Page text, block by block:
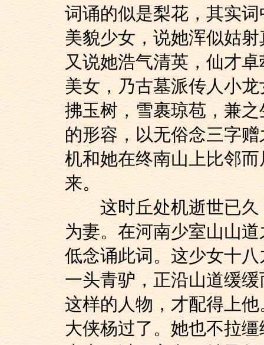
词诵的似是梨花，其实
美貌少女，说她浑似姑
又说她浩气清英，仙才
美女，乃古墓派传人小
拂玉树，雪裹琼苞，兼
的形容，以无俗念三字
机和她在终南山上比邻
来。
这时丘处机逝世已久
为妻。在河南少室山山
低念诵此词。这少女十
一头青驴，正沿山道缓
这样的人物，才配得上
大侠杨过了。她也不拉